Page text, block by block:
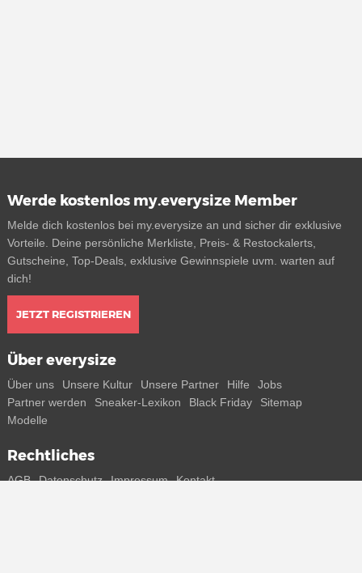
Werde kostenlos my.everysize Member
Melde dich kostenlos bei my.everysize an und sicher dir exklusive
Vorteile. Deine persönliche Merkliste, Preis- & Restockalerts,
Gutscheine, Top-Deals, exklusive Gewinnspiele uvm. warten auf
dich!
JETZT REGISTRIEREN
Über everysize
Über uns Unsere Kultur Unsere Partner Hilfe
Jobs
Partner werden
Sneaker-Lexikon Black Friday
Sitemap
Modelle
Rechtliches
AGB Datenschutz Impressum Kontakt